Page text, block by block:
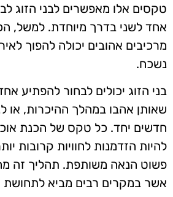
טקסים אלו מאפשרים לבני הזוג
אחד לשני בדרך מיוחדת. למשל,
מרכיבים אהובים יכולה להפוך
נשכח.
בני הזוג יכולים לבחור להפתיע
שאותן אהבו במהלך ההיכרות, או
חדשים יחד. כל טקס של הכנת
להיות הזדמנות לחוויות קרובות
פשוט הנאה משותפת. תהליך זה
אשר במקרים רבים מביא לתחושת